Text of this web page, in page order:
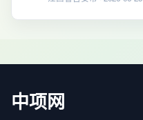
中项网